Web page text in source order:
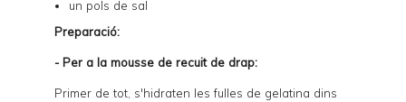
un pols de sal
Preparació:
- Per a la mousse de recuit de drap:
Primer de tot, s'hidraten les fulles de gelatina dins